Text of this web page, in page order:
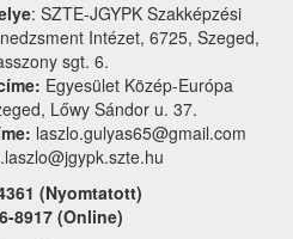
: SZTE-JGYPK Szakképzési
Intézet, 6725, Szeged,
sgt. 6.
Egyesület Közép-Európa
Lőwy Sándor u. 37.
laszlo.gulyas65@gmail.com
(Nyomtatott)
8917 (Online)